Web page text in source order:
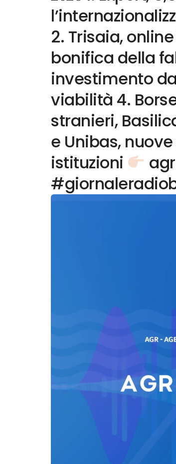
2. Trisaia,
bonifica della
investimento
viabilità 4.
stranieri,
e Unibas,
istituzioni